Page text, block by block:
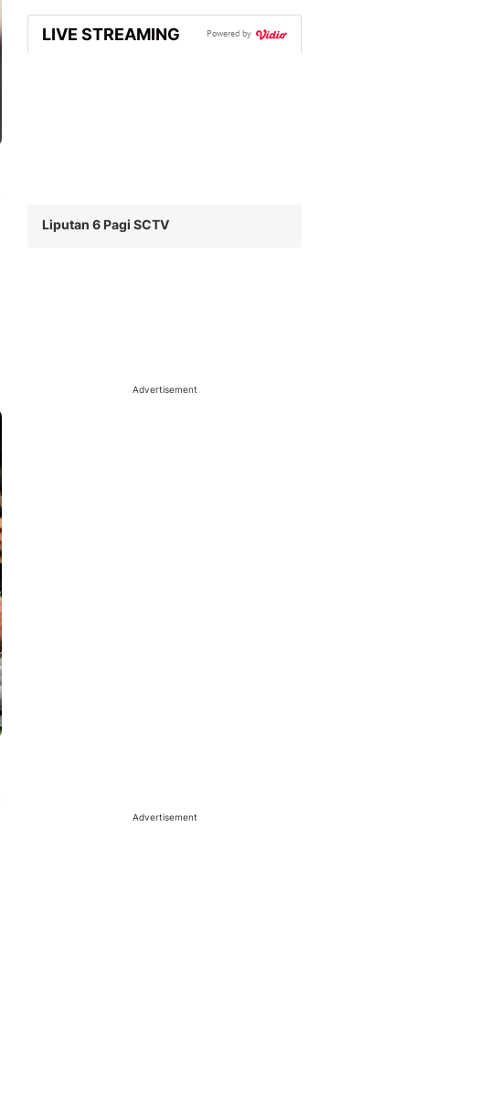
LIVE STREAMING Powered by
Liputan 6 Pagi SCTV
Advertisement
Advertisement